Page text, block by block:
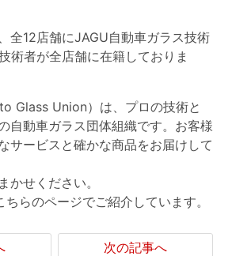
全12店舗にJAGU自動車ガラス技術
術者が全店舗に在籍しておりま
Glass Union）は、プロの技術と
自動車ガラス団体組織です。お客様
サービスと確かな商品をお届けして
かせください。
らのページでご紹介しています。
次の記事へ